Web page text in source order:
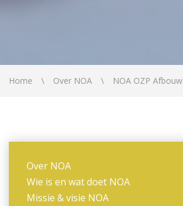
Home Over NOA NOA OZP Afbouw
Over NOA
Wie is en wat doet NOA
Missie & visie NOA